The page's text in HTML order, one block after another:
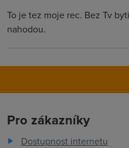
To je tez moje rec. Bez Tv
nahodou.
Pro zákazníky
Dostupnost internetu